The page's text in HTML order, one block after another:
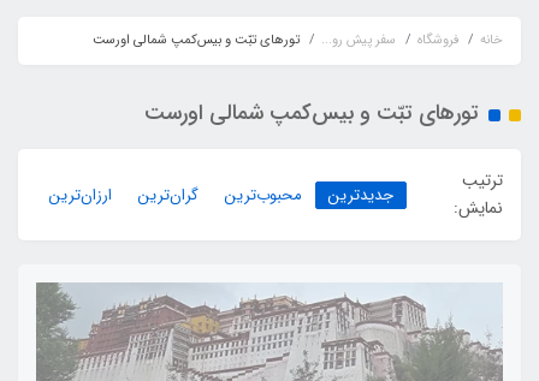
خانه فروشگاه سفر پیش رو... تورهای تبّت و بیس‌کمپ شمالی اورست
تورهای تبّت و بیس‌کمپ شمالی اورست
ترتیب
نمایش:
جدیدترین محبوب‌ترین گران‌ترین ارزان‌ترین